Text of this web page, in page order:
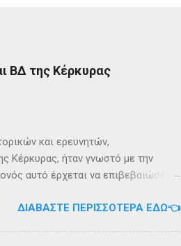
ΒΔ της Κέρκυρας
και ερευνητών,
Κέρκυρας, ήταν γνωστό με την
αυτό έρχεται να επιβεβαιώσει
του Άτλαντα η οποία ζούσε σε μία
ΔΙΑΒΆΣΤΕ ΠΕΡΙΣΣΌΤΕΡΑ ΕΔΏ👈